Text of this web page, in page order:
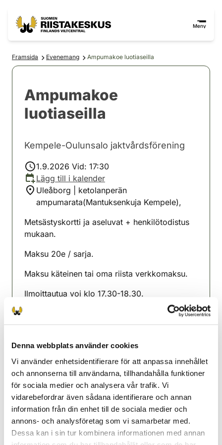
Denna webbplats använder cookies
Vi använder enhetsidentifierare för att anpassa innehållet
och annonserna till användarna, tillhandahålla funktioner
för sociala medier och analysera vår trafik. Vi
vidarebefordrar även sådana identifierare och annan
information från din enhet till de sociala medier och
annons- och analysföretag som vi samarbetar med.
Dessa kan i sin tur kombinera informationen med annan
Meny
Framsida Evenemang Ampumakoe luotiaseilla
Ampumakoe
luotiaseilla
Kempele-Oulunsalo jaktvårdsförening
1.9.2026 Vid: 17:30
Lägg till i kalender
Uleåborg | ketolanperän
ampumarata(Mantuksenkuja Kempele),
Metsästyskortti ja aseluvat + henkilötodistus
mukaan.
Maksu 20e / sarja.
Maksu käteinen tai oma riista verkkomaksu.
Ilmoittautua voi klo 17.30-18.30.
Muistathan tarkistaa ammuntojen toteutumisen
ennen ammuntoja.
Kempele-Oulunsalo
jaktvårdsförening
Uleåborg
kempele-oulunsalo@rhy.riista.fi